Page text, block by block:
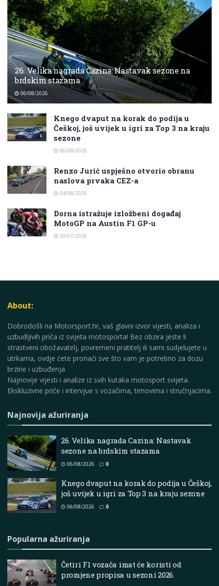
26. Velika nagrada Cazina: Nastavak sezone na
brdskim stazama
06/08/2026
Knego dvaput na korak do podija u
Češkoj, još uvijek u igri za Top 3 na kraju
sezone
06/08/2026
Renzo Jurić uspješno otvorio obranu
naslova prvaka CEZ-a
04/08/2026
Dorna istražuje izložbeni događaj
MotoGP na Austin F1 GP-u
30/07/2026
About:
Dobrodošli na Motorsport.hr, vaš glavni izvor vijesti, analiza i
uzbudljivih priča iz svijeta motosporta! Bez obzira jeste li
strastveni obožavatelj, povremeni pratitelj ili sami sudjelujete u
utrkama, ovdje ćete pronaći sve što vam je potrebno za dozu
brzine i uzbuđenja
Najnovije vijesti i analize iz svih kutaka motosport svijeta.
Ekskluzivne priče i intervjue s vozačima, timovima i stručnjacima.
Najnovija ažuriranja
26. Velika nagrada Cazina: Nastavak
sezone na brdskim stazama
06/08/2026 0
Knego dvaput na korak do podija u Češkoj,
još uvijek u igri za Top 3 na kraju sezone
06/08/2026 0
Popularna ažuriranja
Četiri F1 vozača imat će koristi od
promjene propisa u sezoni 2026.